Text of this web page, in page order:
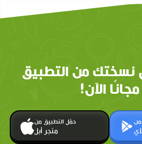
نسختك من التطبيق
مجانًا الآن!
حمّل التطبيق من
متجر أبل
من